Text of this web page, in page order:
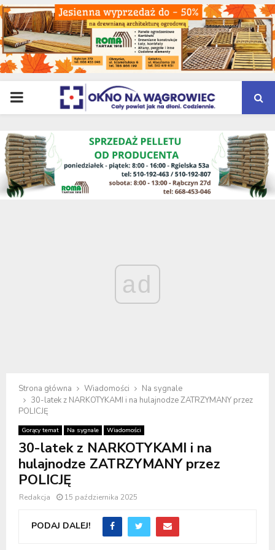
PRIMARY
MENU
ad
Strona główna Wiadomości
Na sygnale
30-latek z NARKOTYKAMI i na hulajnodze ZATRZYMANY przez
POLICJĘ
Gorący temat Na sygnale Wiadomości
30-latek z NARKOTYKAMI i na
hulajnodze ZATRZYMANY przez
POLICJĘ
Redakcja 15 października 2025
PODAJ DALEJ!